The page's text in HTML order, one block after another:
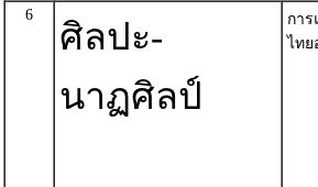
6
ศิลปะ-
นาฏศิลป์
กา
ไทย